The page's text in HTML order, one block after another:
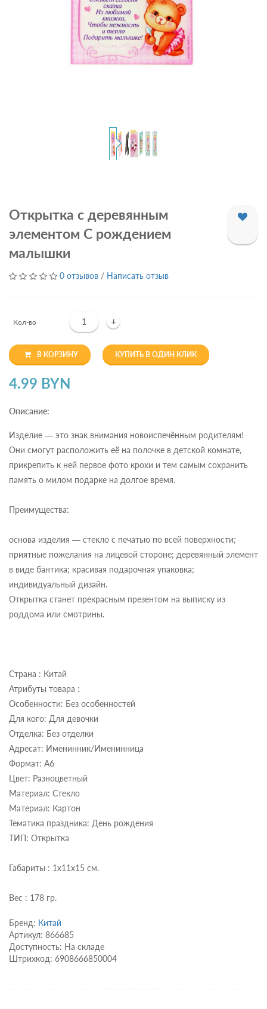
Открытка с деревянным
элементом С рождением
малышки
0 отзывов / Написать отзыв
Кол-во +
В КОРЗИНУ КУПИТЬ В ОДИН КЛИК
4.99 BYN
Описание:
Изделие — это знак внимания новоиспечённым родителям!
Они смогут расположить её на полочке в детской комнате,
прикрепить к ней первое фото крохи и тем самым сохранить
память о милом подарке на долгое время.
Преимущества:
основа изделия — стекло с печатью по всей поверхности;
приятные пожелания на лицевой стороне; деревянный элемент
в виде бантика; красивая подарочная упаковка;
индивидуальный дизайн.
Открытка станет прекрасным презентом на выписку из
роддома или смотрины.
Страна : Китай
Атрибуты товара :
Особенности: Без особенностей
Для кого: Для девочки
Отделка: Без отделки
Адресат: Именинник/Именинница
Формат: А6
Цвет: Разноцветный
Материал: Стекло
Материал: Картон
Тематика праздника: День рождения
ТИП: Открытка
Габариты : 1x11x15 см.
Вес : 178 гр.
Бренд: Китай
Артикул: 866685
Доступность: На складе
Штрихкод: 6908666850004